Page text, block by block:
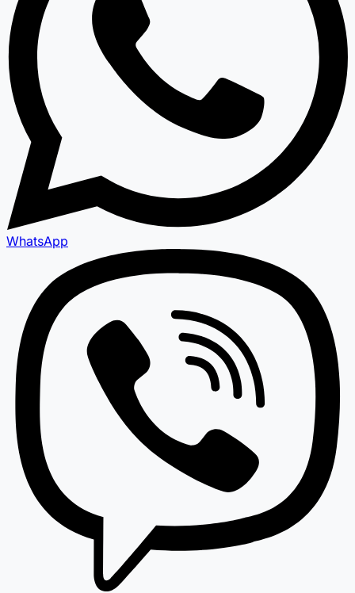
WhatsApp